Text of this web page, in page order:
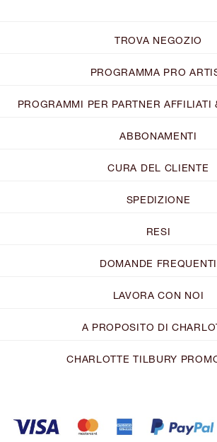
TROVA NEGOZIO
PROGRAMMA PRO
PROGRAMMI PER PARTNER AFFILIATI
ABBONAMENTI
CURA DEL CLIENTE
SPEDIZIONE
RESI
DOMANDE FREQUENTI
LAVORA CON NOI
A PROPOSITO DI
CHARLOTTE TILBURY